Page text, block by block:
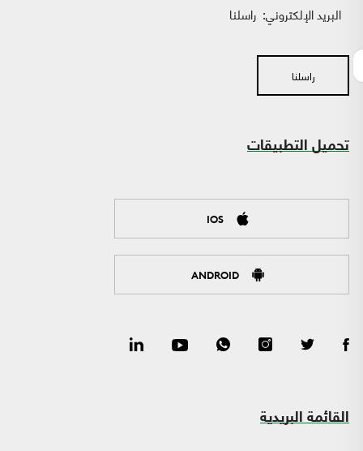
البريد الإلكتروني: راسلنا
راسلنا
تحميل التطبيقات
IOS
ANDROID
القائمة البريدية